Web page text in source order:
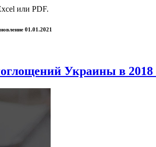
или PDF.
01.01.2021
Украины в 2018